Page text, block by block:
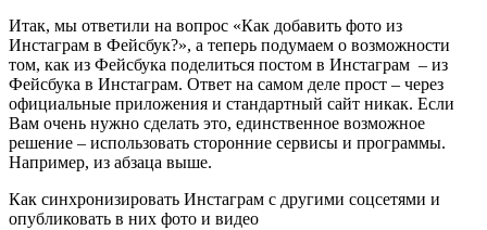
Итак, мы ответили на вопрос «Как добавить фото из
Инстаграм в Фейсбук?», а теперь подумаем о возможности
том, как из Фейсбука поделиться постом в Инстаграм – из
Фейсбука в Инстаграм. Ответ на самом деле прост – через
официальные приложения и стандартный сайт никак. Если
Вам очень нужно сделать это, единственное возможное
решение – использовать сторонние сервисы и программы.
Например, из абзаца выше.
Как синхронизировать Инстаграм с другими соцсетями и
опубликовать в них фото и видео